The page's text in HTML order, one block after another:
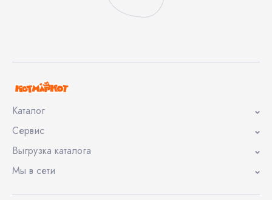
Каталог
Сервис
Выгрузка каталога
Мы в сети